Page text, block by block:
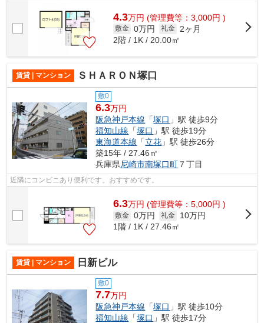
4.3万円 (管理費等：3,000円 )
敷金 0万円 礼金
2ヶ月
2階 / 1K / 20.00㎡
賃貸 | マンション ＳＨＡＲＯＮ塚口
敷0
6.3万円
阪急神戸本線 「塚口 」駅 徒歩9分
福知山線 「塚口 」駅 徒歩19分
東海道本線 「立花 」駅 徒歩26分
築15年 / 27.46㎡
兵庫県尼崎市南塚口町 ７丁目
近隣にコンビニあり便利です。おすすめです。
6.3万円 (管理費等：5,000円 )
敷金 0万円 礼金
10万円
1階 / 1K / 27.46㎡
賃貸 | マンション 日新ビル
敷0
7.7万円
阪急神戸本線 「塚口 」駅 徒歩10分
福知山線 「塚口 」駅 徒歩17分